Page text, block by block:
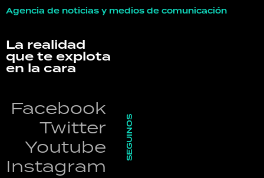
Agencia de noticias y medios de comunicación
La realidad
que te explota
en la cara
Facebook
Twitter
Youtube
Instagram
SEGUINOS